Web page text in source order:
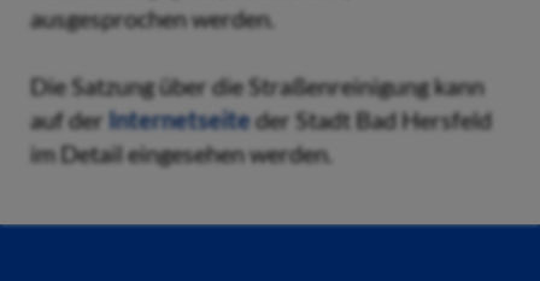
ausgesprochen werden.
Die Satzung über die Straßenreinigung kann
auf der Internetseiteder Stadt Bad Hersfeld
im Detail eingesehen werden.